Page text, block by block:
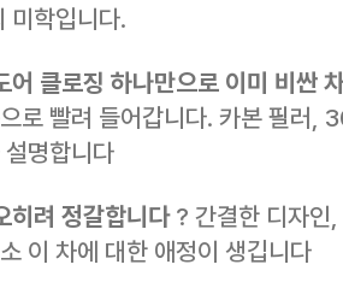
미학입니다.
어 클로징 하나만으로 이미 비싼
로 빨려 들어갑니다. 카본 필러,
명합니다
히려 정갈합니다? 간결한 디자인,
이 차에 대한 애정이 생깁니다